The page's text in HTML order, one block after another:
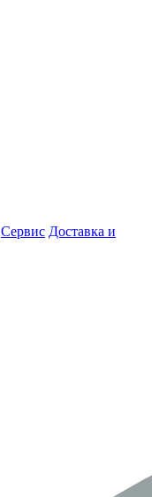
Сервис Доставка и